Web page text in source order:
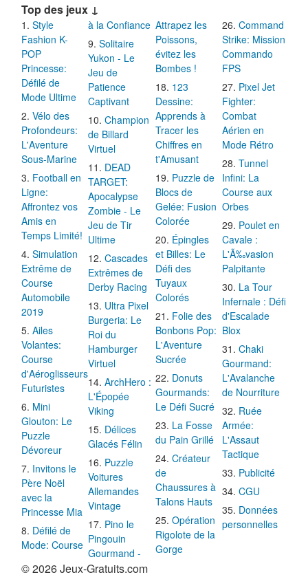
Top des jeux ↓
Style
Fashion K-
POP
Princesse:
Défilé de
Mode Ultime
Vélo des
Profondeurs:
L'Aventure
Sous-Marine
Football en
Ligne:
Affrontez vos
Amis en
Temps Limité!
Simulation
Extrême de
Course
Automobile
2019
Ailes
Volantes:
Course
d'Aéroglisseurs
Futuristes
Mini
Glouton: Le
Puzzle
Dévoreur
Invitons le
Père Noël
avec la
Princesse Mia
Défilé de
Mode: Course
à la Confiance
Solitaire
Yukon - Le
Jeu de
Patience
Captivant
Champion
de Billard
Virtuel
DEAD
TARGET:
Apocalypse
Zombie - Le
Jeu de Tir
Ultime
Cascades
Extrêmes de
Derby Racing
Ultra Pixel
Burgeria: Le
Roi du
Hamburger
Virtuel
ArchHero :
L'Épopée
Viking
Délices
Glacés Félin
Puzzle
Voitures
Allemandes
Vintage
Pino le
Pingouin
Gourmand -
Attrapez les
Poissons,
évitez les
Bombes !
123
Dessine:
Apprends à
Tracer les
Chiffres en
t'Amusant
Puzzle de
Blocs de
Gelée: Fusion
Colorée
Épingles
et Billes: Le
Défi des
Tuyaux
Colorés
Folie des
Bonbons Pop:
L'Aventure
Sucrée
Donuts
Gourmands:
Le Défi Sucré
La Fosse
du Pain Grillé
Créateur
de
Chaussures à
Talons Hauts
Opération
Rigolote de la
Gorge
Command
Strike: Mission
Commando
FPS
Pixel Jet
Fighter:
Combat
Aérien en
Mode Rétro
Tunnel
Infini: La
Course aux
Orbes
Poulet en
Cavale :
L'Ã‰vasion
Palpitante
La Tour
Infernale : Défi
d'Escalade
Blox
Chaki
Gourmand:
L'Avalanche
de Nourriture
Ruée
Armée:
L'Assaut
Tactique
Publicité
CGU
Données
personnelles
© 2026 Jeux-Gratuits.com